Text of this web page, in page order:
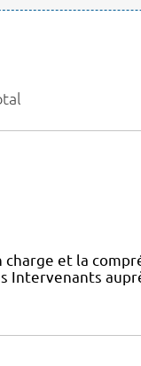
et la
Intervenants